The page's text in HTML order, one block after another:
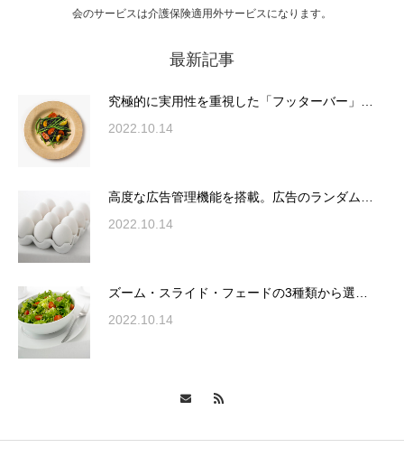
究極的に実用性を重視した「フッターバー」
表示やショートコード…
ズーム・スライド・フェードの3種類から選
択可能な洗練されたホ…
変幻自在、あらゆる業種に対応可能な新しい
会のサービスは介護保険適用外サービスになります。
最新記事
究極的に実用性を重視した「フッターバー」…
2022.10.14
高度な広告管理機能を搭載。広告のランダム…
2022.10.14
ズーム・スライド・フェードの3種類から選…
2022.10.14